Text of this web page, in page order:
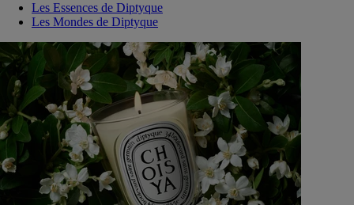
Les Essences de Diptyque
Les Mondes de Diptyque